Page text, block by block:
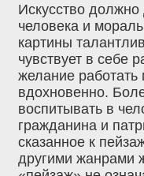
Искусство
человека и
картины
чувствует в себе
желание работать
вдохновенно.
воспитывать в
гражданина и
сказанное к
другими жанрами